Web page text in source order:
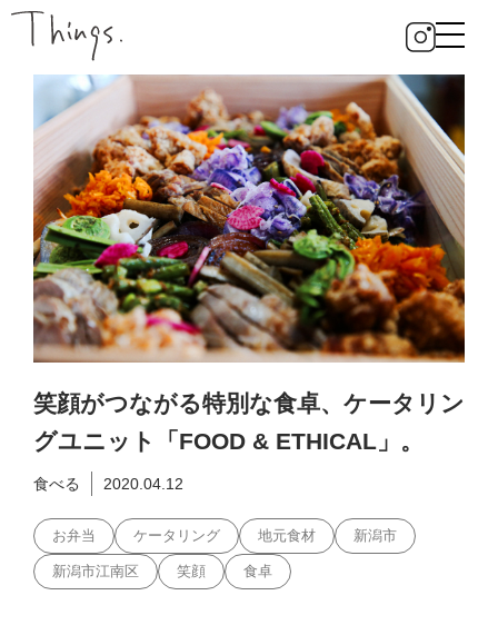
笑顔がつながる特別な食卓、ケータリン
グユニット「FOOD & ETHICAL」。
食べる 2020.04.12
お弁当 ケータリング 地元食材 新潟市
新潟市江南区 笑顔 食卓